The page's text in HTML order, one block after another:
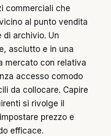
commerciali che
al punto vendita
di archivio. Un
asciutto e in una
mercato con relativa
accesso comodo
da collocare. Capire
si rivolge il
prezzo e
efficace.